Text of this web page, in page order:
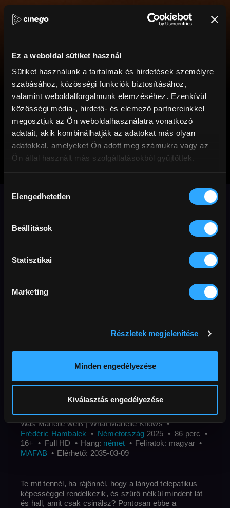
Ez a weboldal sütiket használ
Sütiket használunk a tartalmak és hirdetések személyre
szabásához, közösségi funkciók biztosításához,
valamint weboldalforgalmunk elemzéséhez. Ezenkívül
közösségi média-, hirdető- és elemező partnereinkkel
megosztjuk az Ön weboldalhasználatra vonatkozó
adatait, akik kombinálhatják az adatokat más olyan
adatokkal, amelyeket Ön adott meg számukra vagy az
Ön által használt más szolgáltatásokból gyűjtöttek.
kiválasztása
Elengedhetetlen
Beállítások
Statisztikai
Marketing
Részletek megjelenítése
Minden engedélyezése
Kiválasztás engedélyezése
tud
A 2025-ös Berlinale legmegdöbbentőbb
filmje egyszerre éles szatíra és abszurd
vígjáték, amely garantáltan nyomot hagy
bennünk. A The Hollywood Reporter
„mint egy Yorgos Lanthimos film, amelyet
M. Night Shyamalannal közösen
Előfizetőknek
Eredeti cím
Was Marielle weiß | What Marielle Knows
Rendező
Frédéric Hambalek
Ország / Gyártás éve
Németország 2025 perc
86 perc
16+
Felbontás
Full HD Hang német Feliratok magyar
MAFAB
Elérhető 2035-03-09
Te mit tennél, ha rájönnél, hogy a lányod telepatikus
képességgel rendelkezik, és szűrő nélkül mindent lát
és hall, amit csak csinálsz? Pontosan ebbe a